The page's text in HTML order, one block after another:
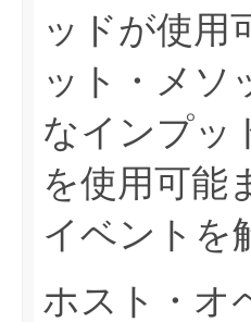
ッドが使用
ット・メソ
なインプッ
を使用可能
イベントを
ホスト・オ